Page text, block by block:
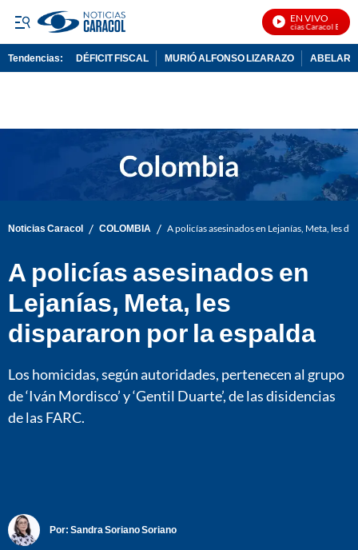
EN VIVO
Noticias Caracol En Vivo
Tendencias: DÉFICIT FISCAL MURIÓ ALFONSO LIZARAZO
Noticias Caracol / COLOMBIA / A policías asesinados en Lejanías, Meta, les
A policías asesinados en
Lejanías, Meta, les
dispararon por la espalda
Los homicidas, según autoridades, pertenecen al grupo
de ‘Iván Mordisco’ y ‘Gentil Duarte’, de las disidencias
de las FARC.
Por: Sandra Soriano Soriano